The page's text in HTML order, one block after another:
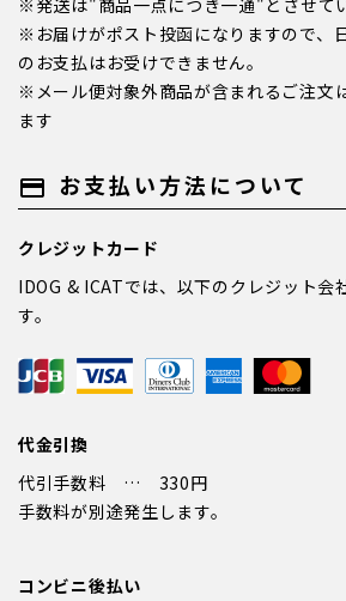
※発送は"商品一点につき一通"とさせて
※お届けがポスト投函になりますので、
のお支払はお受けできません。
※メール便対象外商品が含まれるご注文
ます
payment お支払い方法について
クレジットカード
IDOG & ICATでは、以下のクレジット会
す。
代金引換
代引手数料 … 330円
手数料が別途発生します。
コンビニ後払い